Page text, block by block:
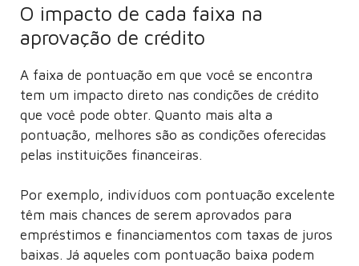
O impacto de cada faixa na
aprovação de crédito
A faixa de pontuação em que você se encontra
tem um impacto direto nas condições de crédito
que você pode obter. Quanto mais alta a
pontuação, melhores são as condições oferecidas
pelas instituições financeiras.
Por exemplo, indivíduos com pontuação excelente
têm mais chances de serem aprovados para
empréstimos e financiamentos com taxas de juros
baixas. Já aqueles com pontuação baixa podem